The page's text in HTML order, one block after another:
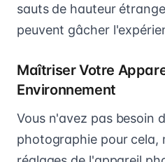
sauts de hauteur
peuvent gâcher
Maîtriser Votre
Environnement
Vous n'avez pas besoin
photographie pour cela,